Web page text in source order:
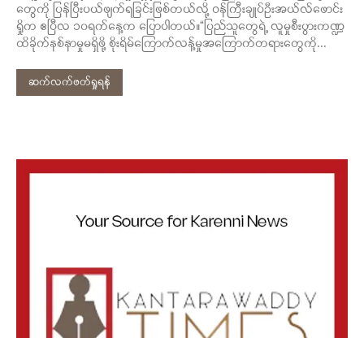
တွေကို ပြန်ပြီးပယ်ဖျက်ရခြင်းဖြစ်တယ်လို့ ဝန်ကြီးချုပ်ဦးအယ်လ်ဖောင်း
ရှိုက ဧပြီလ ၁၀ရက်နေ့က ပြောပါတယ်။“ပြည်သူတွေရဲ့ လူမှုစီးပွားကဏ္ဍ
ထိခိုက်နစ်နာမှုမရှိဖို့ စိုးရိမ်ကြောက်လန့်မှုအကြောက်တရားတွေကို...
ဆက်လက်ဖတ်ရှုရန်